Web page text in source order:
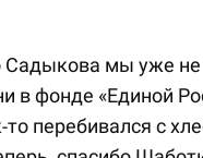
Садыкова мы уже не
в фонде «Единой
перебивался с